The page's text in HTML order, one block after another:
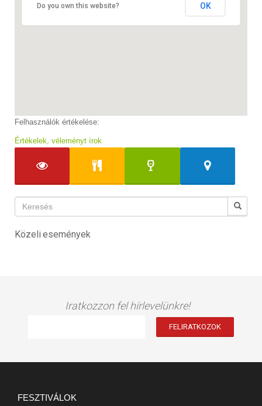
Do you own this website? OK
Felhasználók értékelése:
Értékelek, véleményt írok
Közeli események
Iratkozzon fel hírlevelünkre!
FESZTIVÁLOK